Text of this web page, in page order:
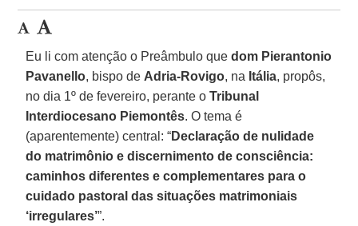
Eu li com atenção o Preâmbulo quedom Pierantonio
Pavanello, bispo de Adria-Rovigo, na Itália, propôs,
no dia 1º de fevereiro, perante oTribunal
Interdiocesano Piemontês. O tema é
(aparentemente) central: “Declaração de nulidade
do matrimônio e discernimento de consciência:
caminhos diferentes e complementares para o
cuidado pastoral das situações matrimoniais
‘irregulares’”.